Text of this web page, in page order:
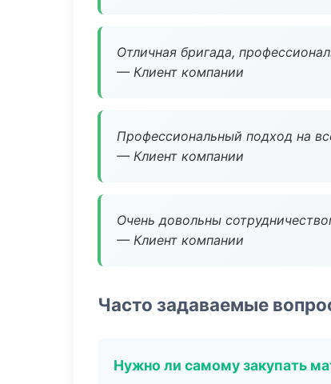
Отличная бригада,
— Клиент компании
Профессиональный подход на
— Клиент компании
Очень довольны
— Клиент компании
Часто задаваемые
Нужно ли самому закупать